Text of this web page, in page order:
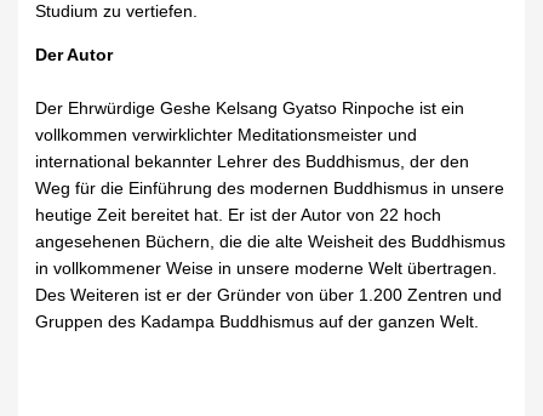
Studium zu vertiefen.
Der Autor
Der Ehrwürdige Geshe Kelsang Gyatso Rinpoche ist ein
vollkommen verwirklichter Meditationsmeister und
international bekannter Lehrer des Buddhismus, der den
Weg für die Einführung des modernen Buddhismus in unsere
heutige Zeit bereitet hat. Er ist der Autor von 22 hoch
angesehenen Büchern, die die alte Weisheit des Buddhismus
in vollkommener Weise in unsere moderne Welt übertragen.
Des Weiteren ist er der Gründer von über 1.200 Zentren und
Gruppen des Kadampa Buddhismus auf der ganzen Welt.